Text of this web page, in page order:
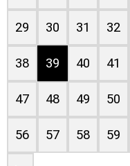
29 30 31 32
38 39 40 41
47 48 49 50
56 57 58 59